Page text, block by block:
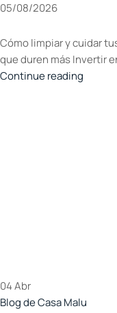
05/08/2026
Cómo limpiar y cuidar
que duren más Invertir
Continue reading
04Abr
Blog de Casa Malu